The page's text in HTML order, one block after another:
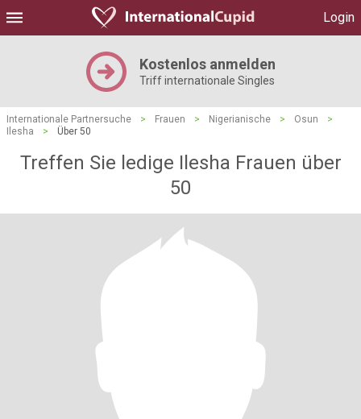
Login
Kostenlos anmelden
Triff internationale Singles
Internationale Partnersuche > Frauen > Nigerianische > Osun
>
Ilesha
> Über 50
Treffen Sie ledige Ilesha Frauen über
50